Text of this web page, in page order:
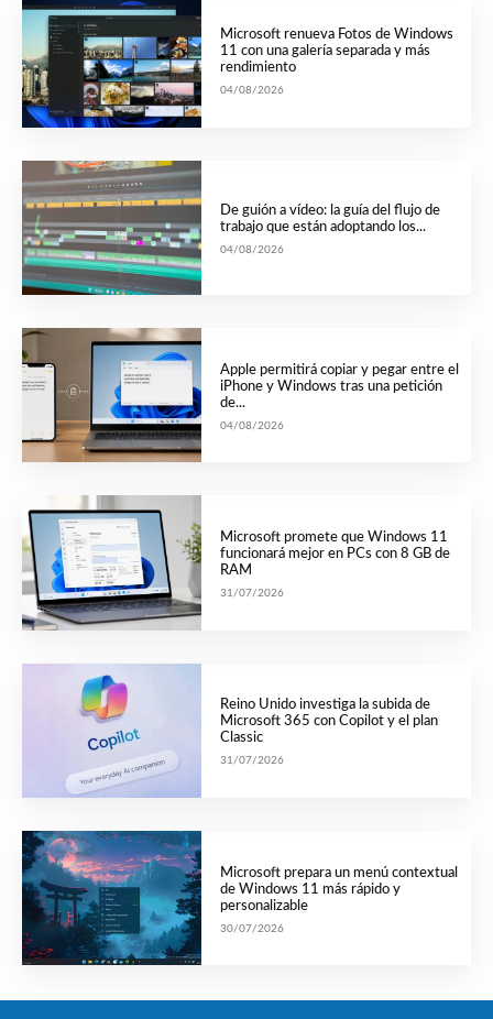
Microsoft renueva Fotos de Windows
11 con una galería separada y más
rendimiento
04/08/2026
De guión a vídeo: la guía del flujo de
trabajo que están adoptando los...
04/08/2026
Apple permitirá copiar y pegar entre el
iPhone y Windows tras una petición
de...
04/08/2026
Microsoft promete que Windows 11
funcionará mejor en PCs con 8 GB de
RAM
31/07/2026
Reino Unido investiga la subida de
Microsoft 365 con Copilot y el plan
Classic
31/07/2026
Microsoft prepara un menú contextual
de Windows 11 más rápido y
personalizable
30/07/2026